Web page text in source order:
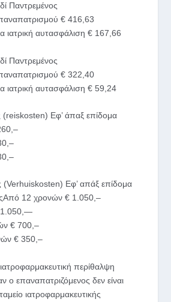
Παντρεμένος
€ 416,63
ιατρική αυτασφάλιση € 167,66
Παντρεμένος
€ 322,40
ιατρική αυτασφάλιση € 59,24
(reiskosten) Εφ’ άπαξ επίδομα
(Verhuiskosten) Εφ’ απάξ επίδομα
12 χρονών € 1.050,–
1.050,—
€ 700,–
€ 350,–
περίθαλψη
ο επαναπατριζόμενος δεν είναι
ιατροφαρμακευτικής